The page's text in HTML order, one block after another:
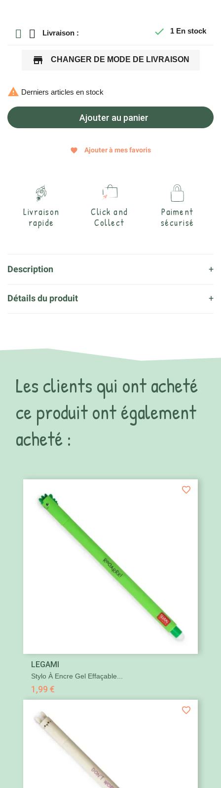
Livraison :  1 En stock
store CHANGER DE MODE DE LIVRAISON
 Derniers articles en stock
Ajouter au panier
favorite Ajouter à mes favoris
Livraison
rapide
Click and
Collect
Paiment
sécurisé
Description
Détails du produit
Les clients qui ont acheté
ce produit ont également
acheté :
LEGAMI
Stylo À Encre Gel Effaçable...
1,99 €